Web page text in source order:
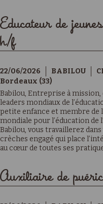
Educateur de
h/f
22/06/2026 BABILOU
Bordeaux (33)
Babilou, Entreprise à mission,
leaders mondiaux de
petite enfance et membre de
mondiale pour l’éducation de
Babilou, vous travaillerez
crèches engagé qui place
au cœur de toutes ses
Auxiliaire de